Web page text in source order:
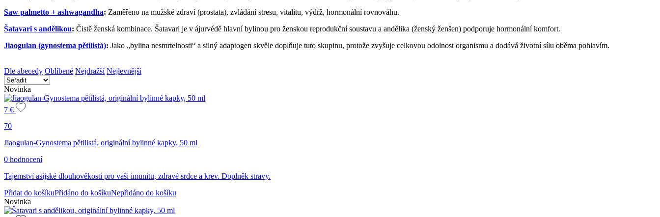
Saw palmetto + ashwagandha: Zaměřeno na mužské zdraví (prostata), zvládání stresu, vitalitu, výdrž, hormonální rovnováhu.
Šatavari s andělikou: Čistě ženská kombinace. Šatavari je v ájurvédě hlavní bylinou pro ženskou reprodukční soustavu a andělika (ženský ženšen) podporuje hormonální komfort.
Jiaogulan (gynostema pětilistá): Jako „bylina nesmrtelnosti“ a silný adaptogen skvěle doplňuje tuto skupinu, protože zvyšuje celkovou odolnost organismu a dodává životní sílu oběma pohlavím.
Dle abecedy Oblíbené Nejdražší Nejlevnější
Novinka
7 €
70
Jiaogulan-Gynostema pětilistá, originální bylinné kapky, 50 ml
0 hodnocení
Tajemství asijské dlouhověkosti pro vaši imunitu, zdravé srdce a krev. Doplněk stravy.
Přidat do košíkuPřidáno do košíkuNepřidáno do košíku
Novinka